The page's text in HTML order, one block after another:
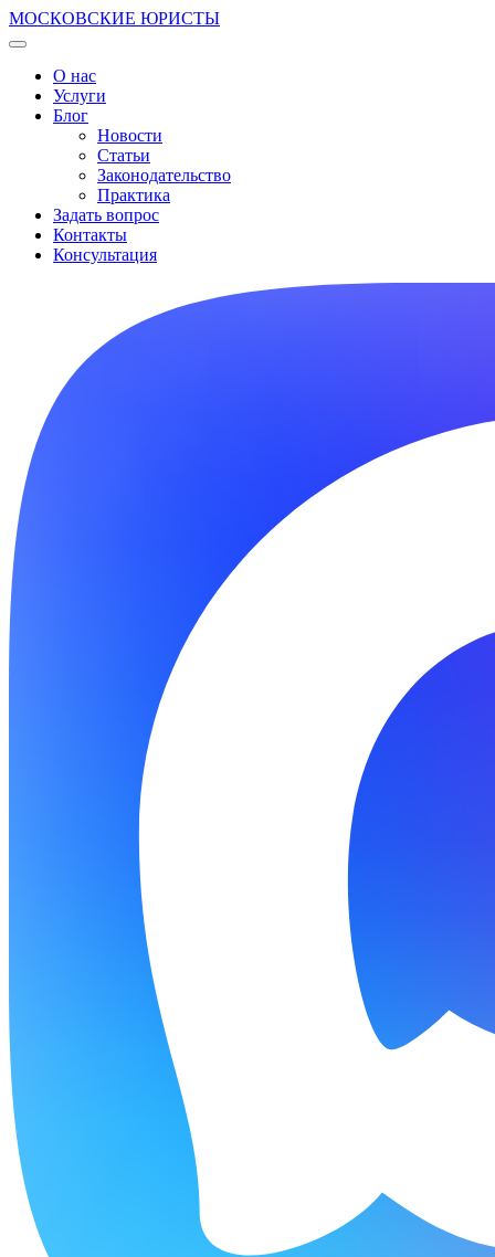
МОСКОВСКИЕ ЮРИСТЫ
О нас
Услуги
Блог
Новости
Статьи
Законодательство
Практика
Задать вопрос
Контакты
Консультация